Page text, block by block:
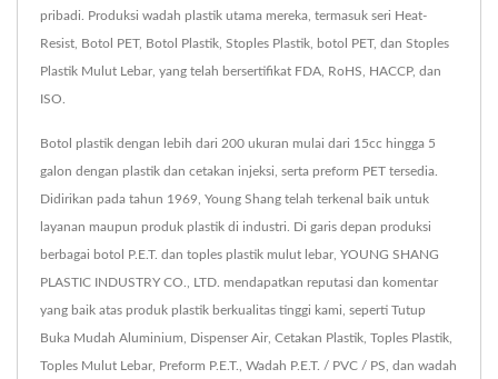
pribadi. Produksi wadah plastik utama mereka, termasuk seri Heat-
Resist, Botol PET, Botol Plastik, Stoples Plastik, botol PET, dan Stoples
Plastik Mulut Lebar, yang telah bersertifikat FDA, RoHS, HACCP, dan
ISO.
Botol plastik dengan lebih dari 200 ukuran mulai dari 15cc hingga 5
galon dengan plastik dan cetakan injeksi, serta preform PET tersedia.
Didirikan pada tahun 1969, Young Shang telah terkenal baik untuk
layanan maupun produk plastik di industri. Di garis depan produksi
berbagai botol P.E.T. dan toples plastik mulut lebar, YOUNG SHANG
PLASTIC INDUSTRY CO., LTD. mendapatkan reputasi dan komentar
yang baik atas produk plastik berkualitas tinggi kami, seperti Tutup
Buka Mudah Aluminium, Dispenser Air, Cetakan Plastik, Toples Plastik,
Toples Mulut Lebar, Preform P.E.T., Wadah P.E.T. / PVC / PS, dan wadah